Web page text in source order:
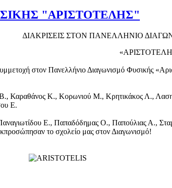
"ΑΡΙΣΤΟΤΕΛΗΣ"
ΔΙΑΚΡΙΣΕΙΣ ΣΤΟΝ ΠΑΝΕΛΛΗΝΙΟ
στον Πανελλήνιο Διαγωνισμό Φυσικής
Καραθάνος Κ., Κορωνιού Μ., Κρητικάκος Λ.,
Ε.
Ε., Παπαδόδημας Ο., Παπούλιας Α.,
το σχολείο μας στον Διαγωνισμό!